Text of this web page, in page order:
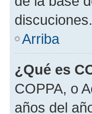
discuciones.
Arriba
¿Qué es
COPPA, o
años del